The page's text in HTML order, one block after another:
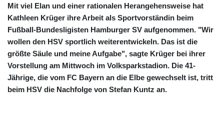
Mit viel Elan und einer rationalen Herangehensweise hat
Kathleen Krüger ihre Arbeit als Sportvorständin beim
Fußball-Bundesligisten Hamburger SV aufgenommen. "Wir
wollen den HSV sportlich weiterentwickeln. Das ist die
größte Säule und meine Aufgabe", sagte Krüger bei ihrer
Vorstellung am Mittwoch im Volksparkstadion. Die 41-
Jährige, die vom FC Bayern an die Elbe gewechselt ist, tritt
beim HSV die Nachfolge von Stefan Kuntz an.